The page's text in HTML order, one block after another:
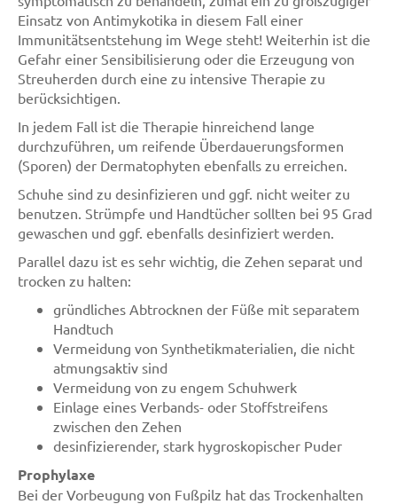
Einsatz von Antimykotika in diesem Fall einer
Immunitätsentstehung im Wege steht! Weiterhin ist die
Gefahr einer Sensibilisierung oder die Erzeugung von
Streuherden durch eine zu intensive Therapie zu
berücksichtigen.
In jedem Fall ist die Therapie hinreichend lange
durchzuführen, um reifende Überdauerungsformen
(Sporen) der Dermatophyten ebenfalls zu erreichen.
Schuhe sind zu desinfizieren und ggf. nicht weiter zu
benutzen. Strümpfe und Handtücher sollten bei 95 Grad
gewaschen und ggf. ebenfalls desinfiziert werden.
Parallel dazu ist es sehr wichtig, die Zehen separat und
trocken zu halten:
gründliches Abtrocknen der Füße mit separatem
Handtuch
Vermeidung von Synthetikmaterialien, die nicht
atmungsaktiv sind
Vermeidung von zu engem Schuhwerk
Einlage eines Verbands- oder Stoffstreifens
zwischen den Zehen
desinfizierender, stark hygroskopischer Puder
Prophylaxe
Bei der Vorbeugung von Fußpilz hat das Trockenhalten